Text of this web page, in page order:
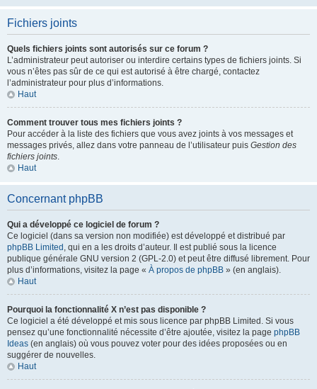
Fichiers joints
Quels fichiers joints sont autorisés sur ce forum ?
L’administrateur peut autoriser ou interdire certains types de fichiers joints. Si
vous n’êtes pas sûr de ce qui est autorisé à être chargé, contactez
l’administrateur pour plus d’informations.
Haut
Comment trouver tous mes fichiers joints ?
Pour accéder à la liste des fichiers que vous avez joints à vos messages et
messages privés, allez dans votre panneau de l’utilisateur puis Gestion des
fichiers joints.
Haut
Concernant phpBB
Qui a développé ce logiciel de forum ?
Ce logiciel (dans sa version non modifiée) est développé et distribué par
phpBB Limited , qui en a les droits d’auteur. Il est publié sous la licence
publique générale GNU version 2 (GPL-2.0) et peut être diffusé librement. Pour
plus d’informations, visitez la page « À propos de phpBB » (en anglais).
Haut
Pourquoi la fonctionnalité X n’est pas disponible ?
Ce logiciel a été développé et mis sous licence par phpBB Limited. Si vous
pensez qu’une fonctionnalité nécessite d’être ajoutée, visitez la page phpBB
Ideas (en anglais) où vous pouvez voter pour des idées proposées ou en
suggérer de nouvelles.
Haut